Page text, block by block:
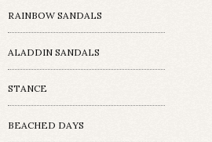
RAINBOW SANDALS
ALADDIN SANDALS
STANCE
BEACHED DAYS